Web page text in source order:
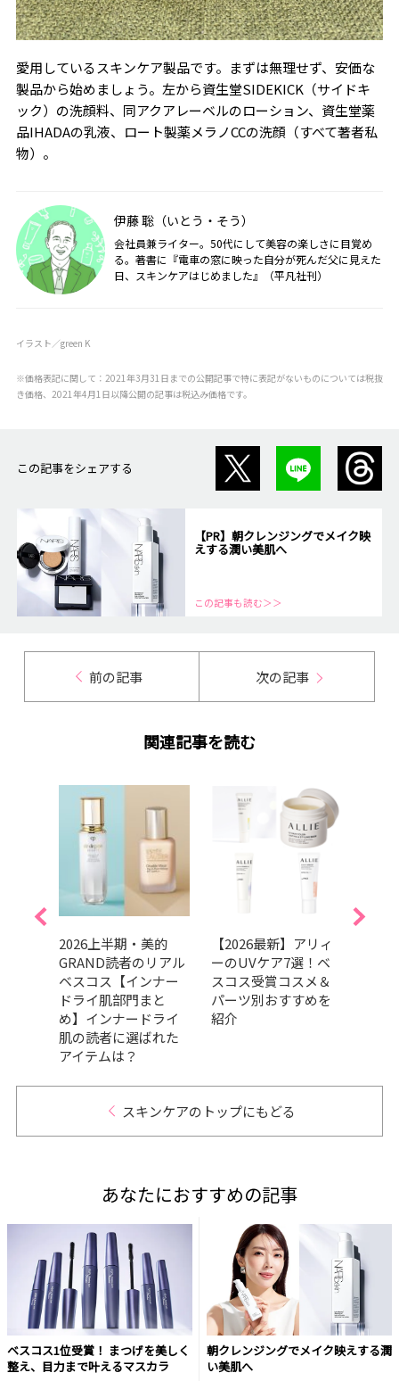
愛用しているスキンケア製品です。まずは無理せず、安価な
製品から始めましょう。左から資生堂SIDEKICK（サイドキ
ック）の洗顔料、同アクアレーベルのローション、資生堂薬
品IHADAの乳液、ロート製薬メラノCCの洗顔（すべて著者私
物）。
伊藤 聡（いとう・そう）
会社員兼ライター。50代にして美容の楽しさに目覚め
る。著書に『電車の窓に映った自分が死んだ父に見えた
日、スキンケアはじめました』（平凡社刊）
イラスト／green K
※価格表記に関して：2021年3月31日までの公開記事で特に表記がないものについては税抜
き価格、2021年4月1日以降公開の記事は税込み価格です。
この記事をシェアする
【PR】朝クレンジングでメイク映
えする潤い美肌へ
この記事も読む＞＞
前の記事 次の記事
関連記事を読む
2026上半期・美的
GRAND読者のリアル
ベスコス【インナー
ドライ肌部門まと
め】インナードライ
肌の読者に選ばれた
アイテムは？
【2026最新】アリィ
ーのUVケア7選！ベ
スコス受賞コスメ＆
パーツ別おすすめを
紹介
スキンケアのトップにもどる
あなたにおすすめの記事
ベスコス1位受賞！ まつげを美しく
整え、目力まで叶えるマスカラ
朝クレンジングでメイク映えする潤
い美肌へ